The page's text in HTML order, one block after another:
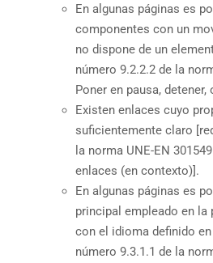
En algunas páginas es
componentes con un
no dispone de un
número 9.2.2.2 de la
Poner en pausa, detener,
Existen enlaces cuyo
suficientemente claro
la norma UNE-EN
enlaces (en contexto)].
En algunas páginas es
principal empleado en la
con el idioma definido
número 9.3.1.1 de la